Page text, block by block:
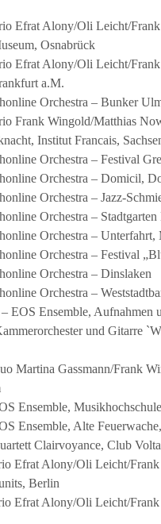
Efrat Alony/Oli Leicht/
Osnabrück
Efrat Alony/Oli Leicht/
a.M.
Orchestra – Bunker
Frank Wingold/Matthias
Institut Francais,
Orchestra – Festival
Orchestra – Domicil,
Orchestra – Jazz-
Orchestra –
Orchestra – Unterfahrt,
Orchestra – Festival
Orchestra – Dinslaken
Orchestra –
EOS Ensemble, Aufnahmen
und Gitarre
Martina Gassmann/Frank
Ensemble,
Ensemble, Alte
Clairvoyance, Club
Efrat Alony/Oli Leicht/
Berlin
Efrat Alony/Oli Leicht/